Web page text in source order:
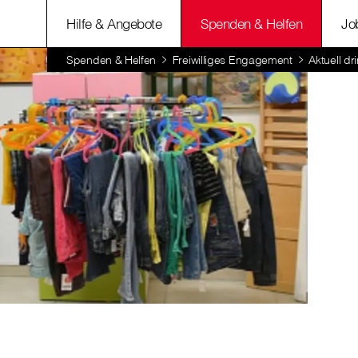
Hilfe & Angebote Spenden & Helfen
Spenden & Helfen Freiwilliges Engagement Aktuell